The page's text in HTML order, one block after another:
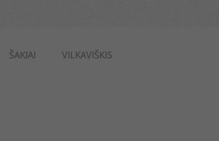
ŠAKIAI
VILKAVIŠKIS